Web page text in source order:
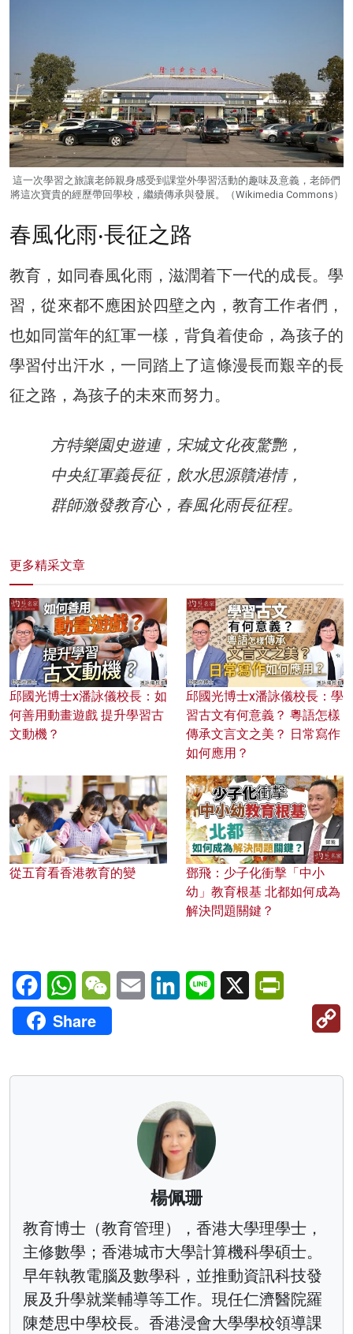
這一次學習之旅讓老師親身感受到課堂外學習活動的趣味及意義，老師們
將這次寶貴的經歷帶回學校，繼續傳承與發展。（Wikimedia Commons）
春風化雨‧長征之路
教育，如同春風化雨，滋潤着下一代的成長。學
習，從來都不應困於四壁之內，教育工作者們，
也如同當年的紅軍一樣，背負着使命，為孩子的
學習付出汗水，一同踏上了這條漫長而艱辛的長
征之路，為孩子的未來而努力。
方特樂園史遊連，宋城文化夜驚艷，
中央紅軍義長征，飲水思源贛港情，
群師激發教育心，春風化雨長征程。
更多精采文章
邱國光博士x潘詠儀校長：如
何善用動畫遊戲 提升學習古
文動機？
邱國光博士x潘詠儀校長：學
習古文有何意義？ 粵語怎樣
傳承文言文之美？ 日常寫作
如何應用？
從五育看香港教育的變
鄧飛：少子化衝擊「中小
幼」教育根基 北都如何成為
解決問題關鍵？
FacebookWhatsAppWeChatEmail LinkedInLine X
Share
楊佩珊
教育博士（教育管理），香港大學理學士，
主修數學；香港城市大學計算機科學碩士。
早年執教電腦及數學科，並推動資訊科技發
展及升學就業輔導等工作。現任仁濟醫院羅
陳楚思中學校長。香港浸會大學學校領導課